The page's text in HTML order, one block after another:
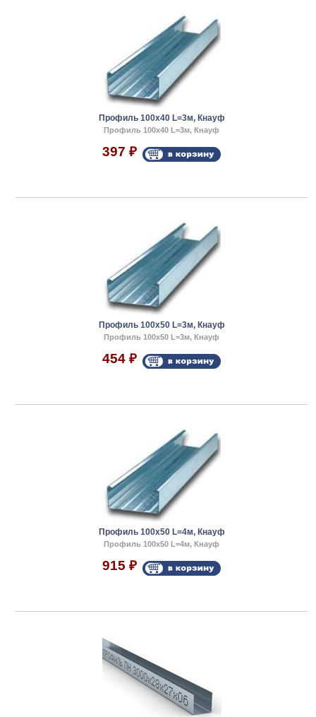
Профиль 100x40 L=3м, Кнауф
Профиль 100x40 L=3м, Кнауф
397 ₽
Профиль 100x50 L=3м, Кнауф
Профиль 100x50 L=3м, Кнауф
454 ₽
Профиль 100x50 L=4м, Кнауф
Профиль 100x50 L=4м, Кнауф
915 ₽